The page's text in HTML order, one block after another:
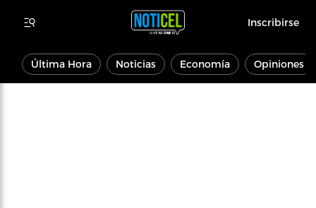
Inscribirse
Última Hora Noticias Economía Opiniones